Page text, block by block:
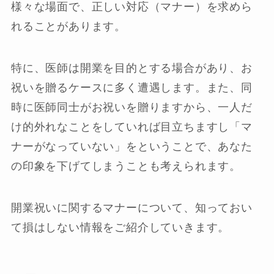
様々な場面で、正しい対応（マナー）を求めら
れることがあります。
特に、医師は開業を目的とする場合があり、お
祝いを贈るケースに多く遭遇します。また、同
時に医師同士がお祝いを贈りますから、一人だ
け的外れなことをしていれば目立ちますし「マ
ナーがなっていない」をということで、あなた
の印象を下げてしまうことも考えられます。
開業祝いに関するマナーについて、知っておい
て損はしない情報をご紹介していきます。